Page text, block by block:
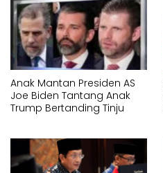
Anak Mantan Presiden AS
Joe Biden Tantang Anak
Trump Bertanding Tinju